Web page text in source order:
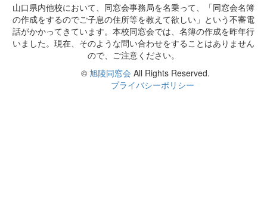
山口県内他校において、同窓会事務局を名乗って、「同窓会名簿
の作成をするのでご子息の住所等を教えて欲しい」という不審電
話がかかってきています。本校同窓会では、名簿の作成を昨年行
いました。現在、そのような問い合わせをすることはありません
ので、ご注意ください。
© 旭陵同窓会 All Rights Reserved.
プライバシーポリシー